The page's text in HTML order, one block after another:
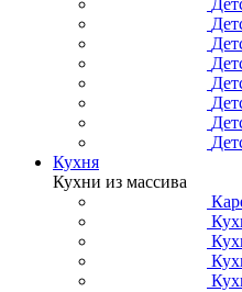
Кухня
Кухни из массива